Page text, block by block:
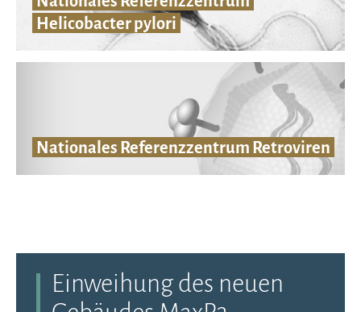
Helicobacter pylori
Nationales Referenzzentrum Retroviren
Einweihung des neuen